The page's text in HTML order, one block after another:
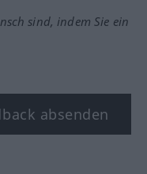
sind, indem Sie ein
absenden